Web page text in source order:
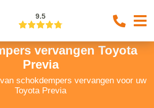
9.5
vervangen Toyota
Previa
schokdempers vervangen voor uw
Toyota Previa